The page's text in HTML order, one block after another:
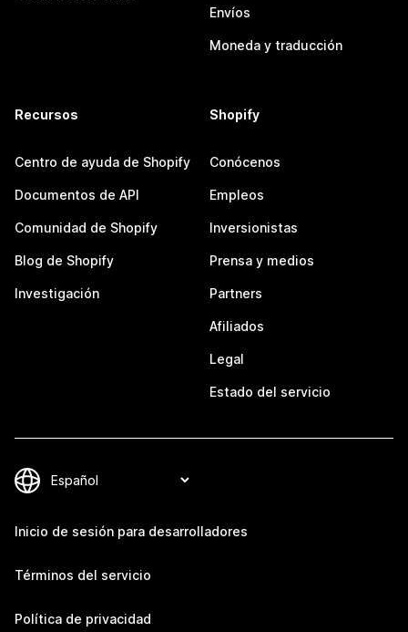
Envíos
Moneda y traducción
Recursos
Centro de ayuda de Shopify
Documentos de API
Comunidad de Shopify
Blog de Shopify
Investigación
Shopify
Conócenos
Empleos
Inversionistas
Prensa y medios
Partners
Afiliados
Legal
Estado del servicio
Inicio de sesión para desarrolladores
Términos del servicio
Política de privacidad